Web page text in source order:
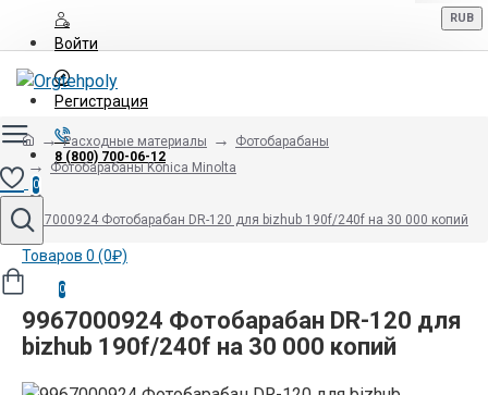
Войти
Регистрация
8 (800) 700-06-12
RUB
0
Товаров 0 (0₽)
0
Расходные материалы
Фотобарабаны
Фотобарабаны Konica Minolta
9967000924 Фотобарабан DR-120 для bizhub 190f/240f на 30 000 копий
9967000924 Фотобарабан DR-120 для
bizhub 190f/240f на 30 000 копий